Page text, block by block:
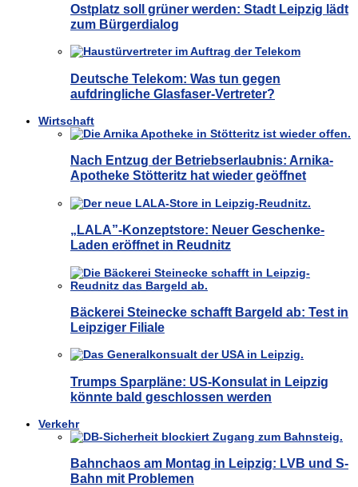
Ostplatz soll grüner werden: Stadt Leipzig lädt
zum Bürgerdialog
Deutsche Telekom: Was tun gegen
aufdringliche Glasfaser-Vertreter?
Wirtschaft
Nach Entzug der Betriebserlaubnis: Arnika-
Apotheke Stötteritz hat wieder geöffnet
„LALA”-Konzeptstore: Neuer Geschenke-
Laden eröffnet in Reudnitz
Bäckerei Steinecke schafft Bargeld ab: Test in
Leipziger Filiale
Trumps Sparpläne: US-Konsulat in Leipzig
könnte bald geschlossen werden
Verkehr
Bahnchaos am Montag in Leipzig: LVB und S-
Bahn mit Problemen